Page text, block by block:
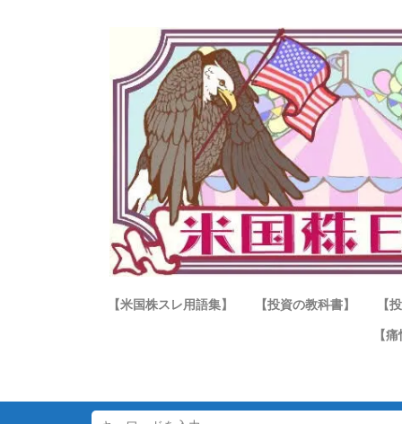
【米国株スレ用語集】 【投資の教科書】 【
【